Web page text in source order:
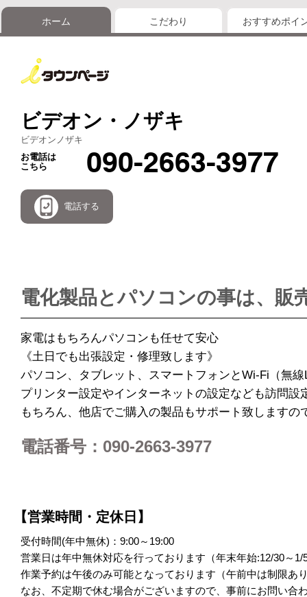
ホーム こだわり おすすめポイ
ビデオン・ノザキ
ビデオンノザキ
お電話は
こちら
090-2663-3977
電話する
電化製品とパソコンの事は、販
家電はもちろんパソコンも任せて安心
《土日でも出張設定・修理致します》
パソコン、タブレット、スマートフォンとWi-Fi（無
プリンター設定やインターネットの設定なども訪問設
もちろん、他店でご購入の製品もサポート致しますの
電話番号：090-2663-3977
【営業時間・定休日】
受付時間(年中無休)：9:00～19:00
営業日は年中無休対応を行っております（年末年始:12/30～1/
作業予約は午後のみ可能となっております（午前中は制限あ
なお、不定期で休む場合がございますので、事前にお問い合